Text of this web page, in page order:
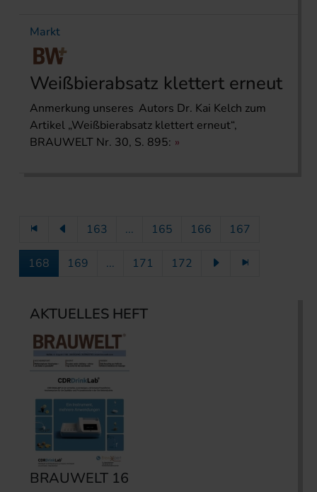
Markt
Weißbierabsatz klettert erneut
Anmerkung unseres Autors Dr. Kai Kelch zum
Artikel „Weißbierabsatz klettert erneut“,
BRAUWELT Nr. 30, S. 895:
163 ... 165 166 167
168 169 ... 171 172
AKTUELLES HEFT
BRAUWELT 16